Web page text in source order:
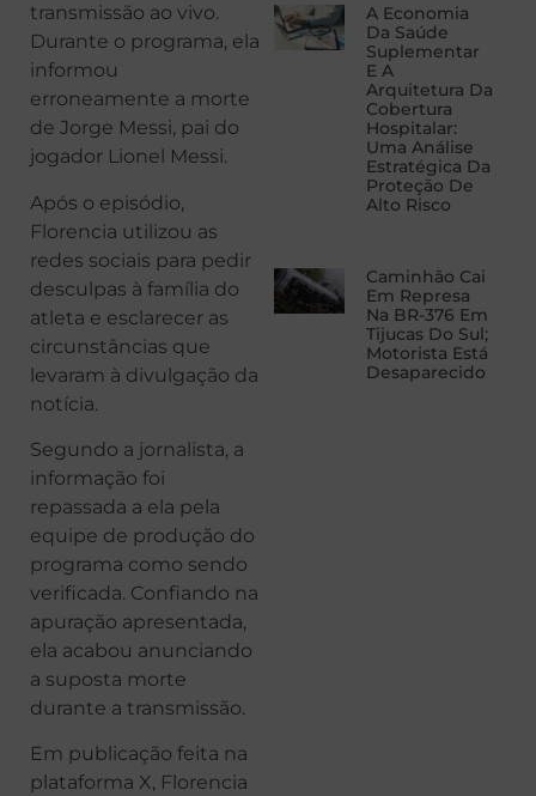
transmissão ao vivo.
Durante o programa, ela
informou
erroneamente a morte
de Jorge Messi, pai do
jogador Lionel Messi.
Após o episódio,
Florencia utilizou as
redes sociais para pedir
desculpas à família do
atleta e esclarecer as
circunstâncias que
levaram à divulgação da
notícia.
Segundo a jornalista, a
informação foi
repassada a ela pela
equipe de produção do
programa como sendo
verificada. Confiando na
apuração apresentada,
ela acabou anunciando
a suposta morte
durante a transmissão.
Em publicação feita na
plataforma X, Florencia
A Economia
Da Saúde
Suplementar
E A
Arquitetura Da
Cobertura
Hospitalar:
Uma Análise
Estratégica Da
Proteção De
Alto Risco
Caminhão Cai
Em Represa
Na BR-376 Em
Tijucas Do Sul;
Motorista Está
Desaparecido